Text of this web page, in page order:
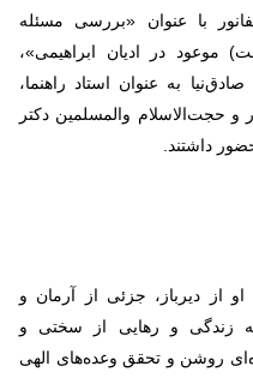
با عنوان «بررسی مسئله
موعود در ادیان ابراهیمی»،
به عنوان استاد راهنما،
و حجت‌الاسلام والمسلمین دکتر
داشتند.
از دیرباز، جزئی از آرمان و
زندگی و رهایی از سختی و
روشن و تحقق وعده‌های الهی